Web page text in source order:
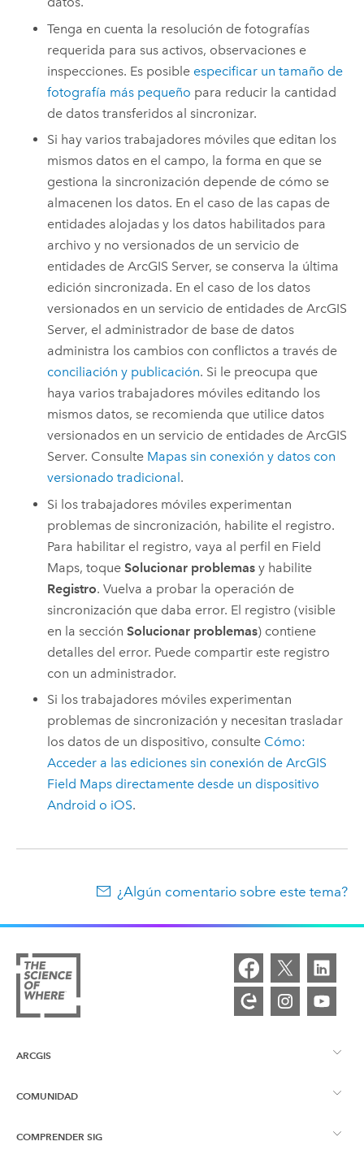
Tenga en cuenta la resolución de fotografías
requerida para sus activos, observaciones e
inspecciones. Es posible especificar un tamaño de
fotografía más pequeño para reducir la cantidad
de datos transferidos al sincronizar.
Si hay varios trabajadores móviles que editan los
mismos datos en el campo, la forma en que se
gestiona la sincronización depende de cómo se
almacenen los datos. En el caso de las capas de
entidades alojadas y los datos habilitados para
archivo y no versionados de un servicio de
entidades deArcGIS Server, se conserva la última
edición sincronizada. En el caso de los datos
versionados en un servicio de entidades deArcGIS
Server, el administrador de base de datos
administra los cambios con conflictos a través de
conciliación y publicación. Si le preocupa que
haya varios trabajadores móviles editando los
mismos datos, se recomienda que utilice datos
versionados en un servicio de entidades deArcGIS
Server. Consulte Mapas sin conexión y datos con
versionado tradicional .
Si los trabajadores móviles experimentan
problemas de sincronización, habilite el registro.
Para habilitar el registro, vaya al perfil en Field
Maps, toqueSolucionar problemas y habilite
Registro. Vuelva a probar la operación de
sincronización que daba error. El registro (visible
en la secciónSolucionar problemas) contiene
detalles del error. Puede compartir este registro
con un administrador.
Si los trabajadores móviles experimentan
problemas de sincronización y necesitan trasladar
los datos de un dispositivo, consulte Cómo:
Acceder a las ediciones sin conexión deArcGIS
Field Maps directamente desde un dispositivo
Android o iOS.
¿Algún comentario sobre este tema?
ARCGIS
Descripción general de ArcGIS
Representación cartográfica
COMUNIDAD
Comunidad de Esri
COMPRENDER SIG